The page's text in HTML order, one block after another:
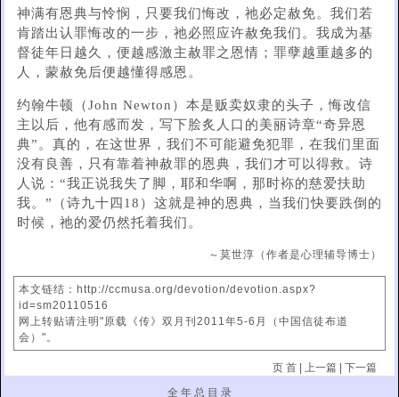
神满有恩典与怜悯，只要我们悔改，祂必定赦免。我们若
肯踏出认罪悔改的一步，祂必照应许赦免我们。我成为基
督徒年日越久，便越感激主赦罪之恩情；罪孽越重越多的
人，蒙赦免后便越懂得感恩。
约翰牛顿（John Newton）本是贩卖奴隶的头子，悔改信
主以后，他有感而发，写下脍炙人口的美丽诗章“奇异恩
典”。真的，在这世界，我们不可能避免犯罪，在我们里面
没有良善，只有靠着神赦罪的恩典，我们才可以得救。诗
人说：“我正说我失了脚，耶和华啊，那时袮的慈爱扶助
我。”（诗九十四18）这就是神的恩典，当我们快要跌倒的
时候，祂的爱仍然托着我们。
～莫世淳（作者是心理辅导博士）
本文链结：http://ccmusa.org/devotion/devotion.aspx?
id=sm20110516
网上转贴请注明"原载《传》双月刊2011年5-6月（中国信徒布道
会）"。
页 首| 上一篇| 下一篇
全 年 总 目 录